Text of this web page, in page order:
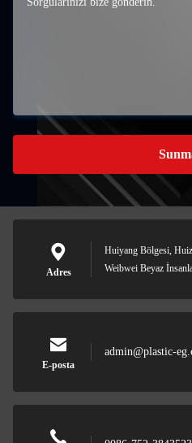
Adres
Huiyang Bölgesi,
Weibwei Beyaz
E-posta
admin@plastic-